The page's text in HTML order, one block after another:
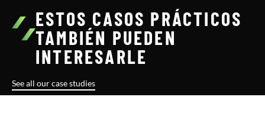
ESTOS CASOS PRÁCTICOS
TAMBIÉN PUEDEN
INTERESARLE
See all our case studies